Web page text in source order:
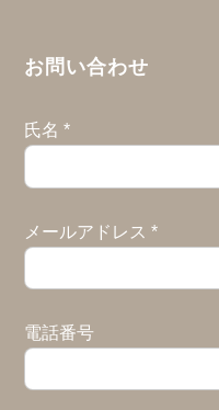
お問い合わせ
氏名*
メールアドレス*
電話番号